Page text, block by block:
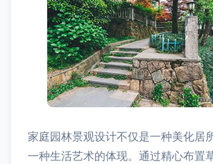
家庭园林景观设计不仅是一种美化居
一种生活艺术的体现。通过精心布置